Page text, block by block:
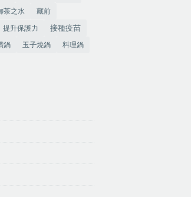
茶之水
藏前
提升保護力
接種疫苗
鍋 玉子燒鍋
料理鍋